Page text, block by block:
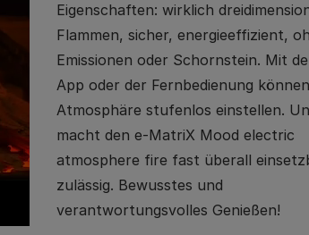
Eigenschaften: wirklich
Flammen, sicher, energieeffizient,
Emissionen oder Schornstein. Mit
App oder der Fernbedienung
Atmosphäre stufenlos einstellen.
macht den e-MatriX Mood electric
atmosphere fire fast überall
zulässig. Bewusstes und
verantwortungsvolles Genießen!